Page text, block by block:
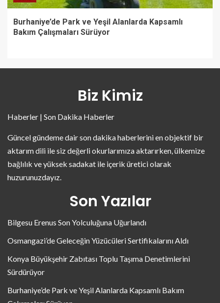
Burhaniye’de Park ve Yeşil Alanlarda Kapsamlı
Bakım Çalışmaları Sürüyor
Biz Kimiz
Haberler | Son Dakika Haberler
Güncel gündeme dair son dakika haberlerini en objektif bir
aktarım dili ile siz değerli okurlarımıza aktarırken, ülkemize
bağlılık ve yüksek sadakat ile içerik üretici olarak
huzurunuzdayız.
Son Yazılar
Bilgesu Erenus Son Yolculuğuna Uğurlandı
Osmangazi’de Geleceğin Yüzücüleri Sertifikalarını Aldı
Konya Büyükşehir Zabıtası Toplu Taşıma Denetimlerini
Sürdürüyor
Burhaniye’de Park ve Yeşil Alanlarda Kapsamlı Bakım